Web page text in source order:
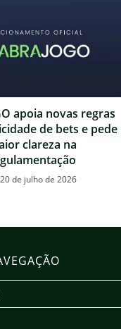
apoia novas regras
de bets e pede
clareza na
20 de julho de 2026